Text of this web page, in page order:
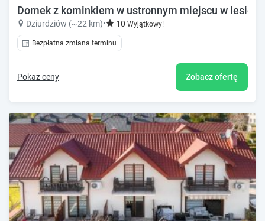
Domek z kominkiem w ustronnym miejscu w lesie
Dziurdziów (~22 km)• 10 Wyjątkowy!
Bezpłatna zmiana terminu
Pokaż ceny Zobacz ofertę